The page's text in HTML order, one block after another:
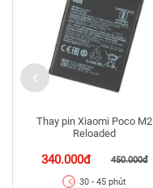
Thay pin Xiaomi Poco M2
Reloaded
340.000đ 450.000đ
30 - 45 phút